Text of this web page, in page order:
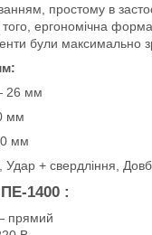
простому в
того, ергономічна
були максимально
мм
мм
+ свердління,
1400 :
прямий